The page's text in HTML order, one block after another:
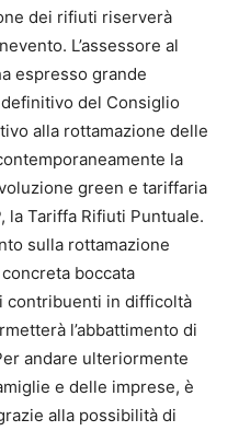
dei rifiuti riserverà
L’assessore al
espresso grande
del Consiglio
alla rottamazione delle
la
green e tariffaria
la Tariffa Rifiuti Puntuale.
sulla rottamazione
boccata
contribuenti in difficoltà
l’abbattimento di
andare ulteriormente
e delle imprese, è
alla possibilità di